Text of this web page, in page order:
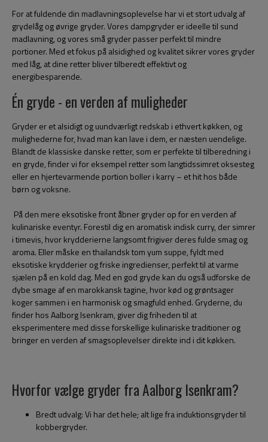
For at fuldende din madlavningsoplevelse har vi et stort udvalg af
grydelåg og øvrige gryder. Vores dampgryder er ideelle til sund
madlavning, og vores små gryder passer perfekt til mindre
portioner. Med et fokus på alsidighed og kvalitet sikrer vores gryder
med låg, at dine retter bliver tilberedt effektivt og
energibesparende.
Én gryde - en verden af muligheder
Gryder er et alsidigt og uundværligt redskab i ethvert køkken, og
mulighederne for, hvad man kan lave i dem, er næsten uendelige.
Blandt de klassiske danske retter, som er perfekte til tilberedning i
en gryde, finder vi for eksempel retter som langtidssimret oksesteg
eller en hjertevarmende portion boller i karry – et hit hos både
børn og voksne.
På den mere eksotiske front åbner gryder op for en verden af
kulinariske eventyr. Forestil dig en aromatisk indisk curry, der simrer
i timevis, hvor krydderierne langsomt frigiver deres fulde smag og
aroma. Eller måske en thailandsk tom yum suppe, fyldt med
eksotiske krydderier og friske ingredienser, perfekt til at varme
sjælen på en kold dag. Med en god gryde kan du også udforske de
dybe smage af en marokkansk tagine, hvor kød og grøntsager
koger sammen i en harmonisk og smagfuld enhed. Gryderne, du
finder hos Aalborg Isenkram, giver dig friheden til at
eksperimentere med disse forskellige kulinariske traditioner og
bringer en verden af smagsoplevelser direkte ind i dit køkken.
Hvorfor vælge gryder fra Aalborg Isenkram?
Bredt udvalg: Vi har det hele; alt lige fra induktionsgryder til
kobbergryder.